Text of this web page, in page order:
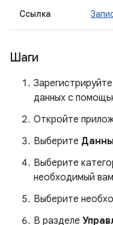
Ссылка
Шаги
данных с
Откройте
Выберите
Выберите
необходимый
Выберите
В разделе